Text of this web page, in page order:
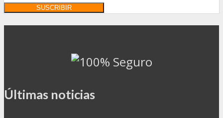
Últimas noticias